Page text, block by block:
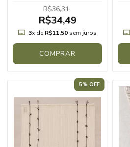
R$36,31
R$34,49
3x de R$11,50sem juros
COMPRAR
5% OFF